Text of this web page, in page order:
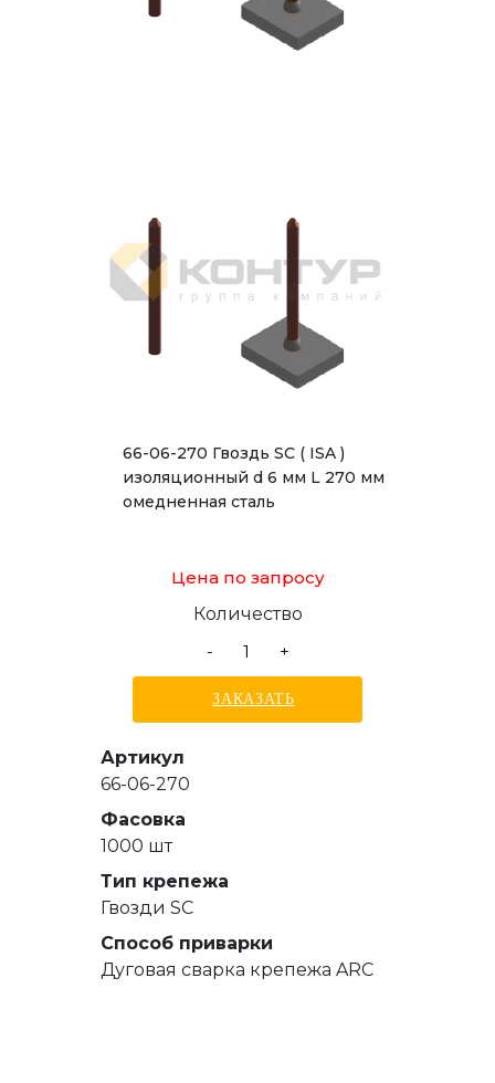
66-06-270 Гвоздь SC ( ISA )
изоляционный d 6 мм L 270 мм
омедненная сталь
Цена по запросу
Количество
-
+
ЗАКАЗАТЬ
Артикул
66-06-270
Фасовка
1000 шт
Тип крепежа
Гвозди SC
Способ приварки
Дуговая сварка крепежа ARC